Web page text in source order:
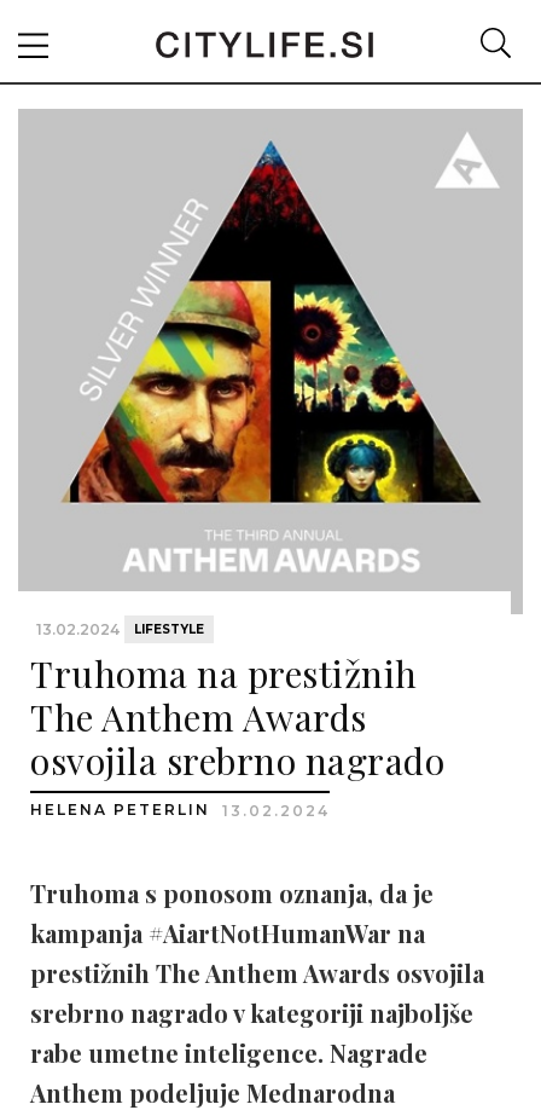
13.02.2024 LIFESTYLE
Truhoma na prestižnih
The Anthem Awards
osvojila srebrno nagrado
HELENA PETERLIN 13.02.2024
Truhoma s ponosom oznanja, da je
kampanja #AiartNotHumanWar na
prestižnih The Anthem Awards osvojila
srebrno nagrado v kategoriji najboljše
rabe umetne inteligence. Nagrade
Anthem podeljuje Mednarodna